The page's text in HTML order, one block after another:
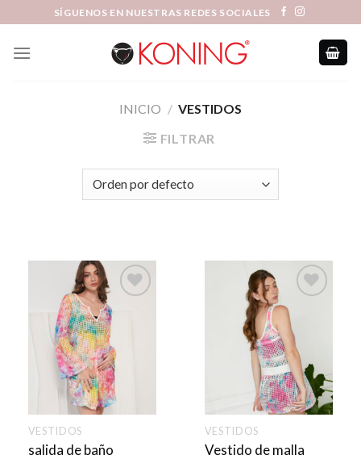
content
SÍGUENOS EN NUESTRAS REDES SOCIALES
INICIO / VESTIDOS
FILTRAR
VESTIDOS
salida de baño
VESTIDOS
Vestido de malla